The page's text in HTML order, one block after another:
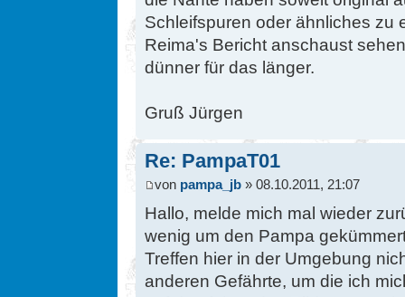
Schleifspuren oder ähnliches zu
Reima's Bericht anschaust
dünner für das länger.
Gruß Jürgen
Re: PampaT01
von pampa_jb » 08.10.2011, 21:07
Hallo, melde mich mal wieder
wenig um den Pampa
Treffen hier in der Umgebung
anderen Gefährte, um die ich